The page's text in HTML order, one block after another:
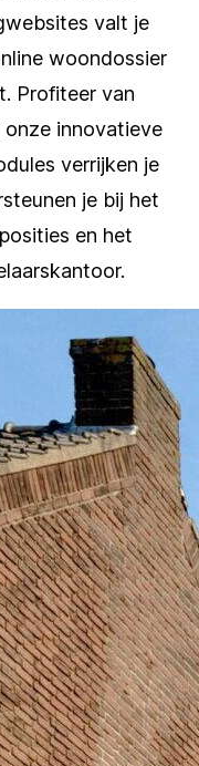
valt je
woondossier
Profiteer van
innovatieve
verrijken je
je bij het
en het